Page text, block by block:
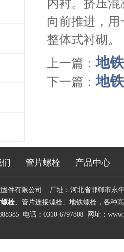
内衬。挤压混
向前推进，
整体式衬砌。
上一篇：地
下一篇：地
管片螺栓 产品中心
固件有限公司 厂址：河北省邯郸市
栓、管片连接螺栓、地铁螺栓，各种
电话：0310-6797808 网址：